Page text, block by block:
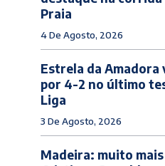
Praia
4 De Agosto, 2026
Estrela da Amadora
por 4-2 no último
Liga
3 De Agosto, 2026
Madeira: muito